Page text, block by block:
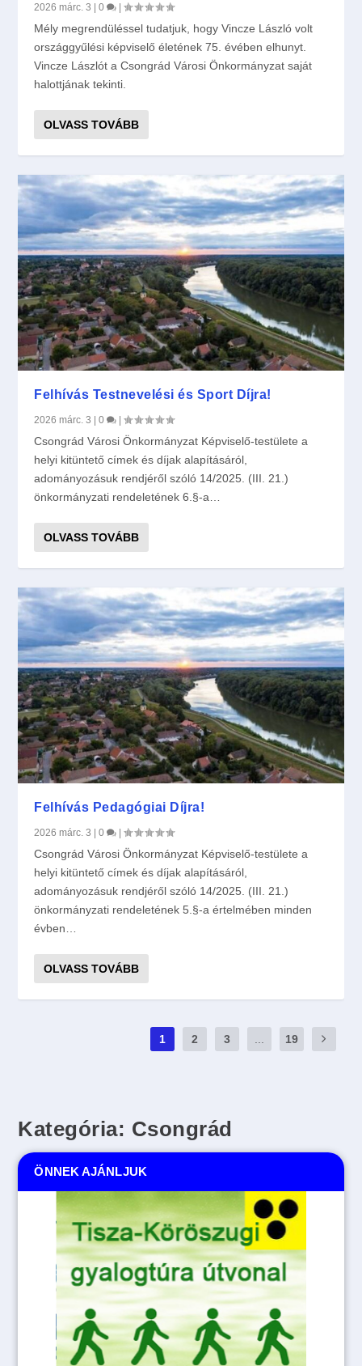
Kategória: Csongrád
2026 márc. 3 |0 |
Mély megrendüléssel tudatjuk, hogy Vincze László volt
országgyűlési képviselő életének 75. évében elhunyt.
Vincze Lászlót a Csongrád Városi Önkormányzat saját
halottjának tekinti.
OLVASS TOVÁBB
Felhívás Testnevelési és Sport Díjra!
2026 márc. 3 |0 |
Csongrád Városi Önkormányzat Képviselő-testülete a
helyi kitüntető címek és díjak alapításáról,
adományozásuk rendjéről szóló 14/2025. (III. 21.)
önkormányzati rendeletének 6.§-a…
OLVASS TOVÁBB
Felhívás Pedagógiai Díjra!
2026 márc. 3 |0 |
Csongrád Városi Önkormányzat Képviselő-testülete a
helyi kitüntető címek és díjak alapításáról,
adományozásuk rendjéről szóló 14/2025. (III. 21.)
önkormányzati rendeletének 5.§-a értelmében minden
évben…
OLVASS TOVÁBB
1 2 3 19
ÖNNEK AJÁNLJUK